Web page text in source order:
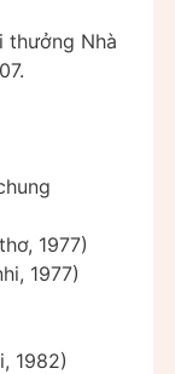
thưởng Nhà
1977)
1977)
1982)